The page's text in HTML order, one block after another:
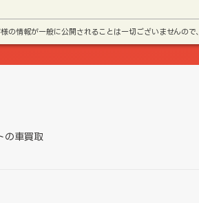
の情報が一般に公開されることは一切ございませんの
の車買取